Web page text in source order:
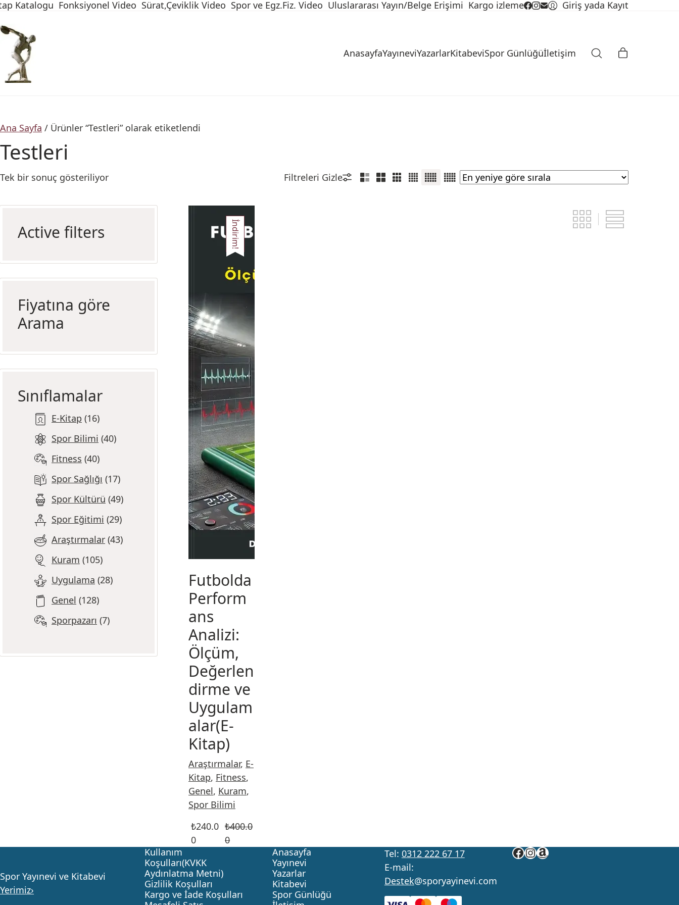
Katalogu Fonksiyonel Video Sürat,Çeviklik Video Spor ve Egz.Fiz. Video Uluslararası Yayın/Belge Erişimi Kargo izleme Giriş yada Kayıt
AnasayfaYayıneviYazarlarKitabeviSpor Günlüğüİletişim
Ana Sayfa / Ürünler “Testleri” olarak etiketlendi
Testleri
Tek bir sonuç gösteriliyor
İndirim!
Futbolda
Perform
ans
Analizi:
Ölçüm,
Değerlen
dirme ve
Uygulam
alar(E-
Kitap)
Araştırmalar, E-
Kitap, Fitness,
Genel, Kuram,
Spor Bilimi
₺400.0
0
₺240.0
0
Active filters
Fiyatına göre
Arama
Sınıflamalar
E-Kitap 16
Spor Bilimi 40
Fitness 40
Spor Sağlığı 17
Spor Kültürü 49
Spor Eğitimi 29
Araştırmalar 43
Kuram 105
Uygulama 28
Genel 128
Sporpazarı 7
Spor Yayınevi ve Kitabevi
Yerimiz›
Kullanım
Koşulları(KVKK
Aydınlatma Metni)
Gizlilik Koşulları
Kargo ve İade Koşulları
Anasayfa
Yayınevi
Yazarlar
Kitabevi
Spor Günlüğü
Tel: 0312 222 67 17
E-mail:
Destek@sporyayinevi.com